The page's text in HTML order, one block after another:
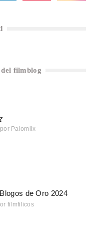
del filmblog
por Palomiix
de Oro 2024
filmfilicos